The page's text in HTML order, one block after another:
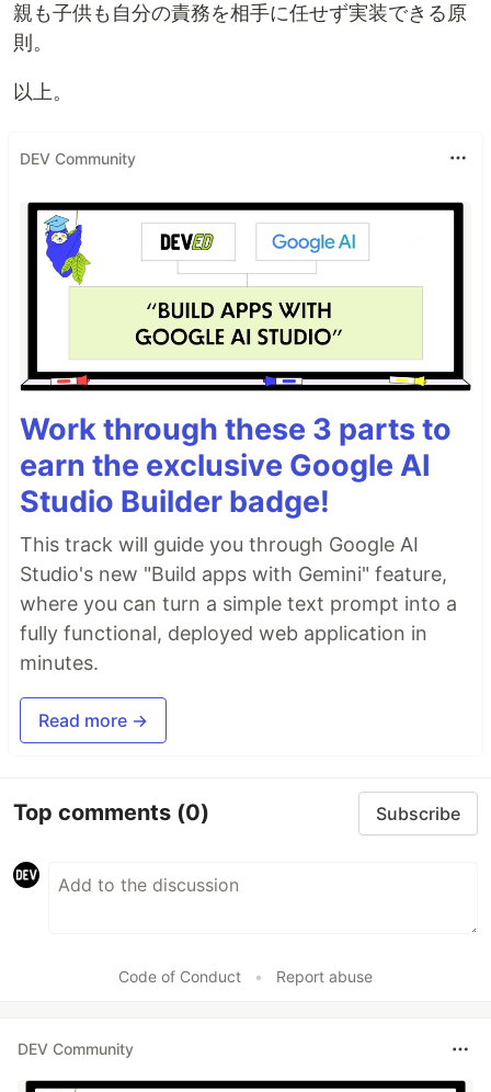
親も子供も自分の責務を相手に任せず実装できる原
則。
以上。
DEV Community
Work through these 3 parts to
earn the exclusive Google AI
Studio Builder badge!
This track will guide you through Google AI
Studio's new "Build apps with Gemini" feature,
where you can turn a simple text prompt into a
fully functional, deployed web application in
minutes.
Read more →
Top comments (0) Subscribe
Code of Conduct • Report abuse
DEV Community